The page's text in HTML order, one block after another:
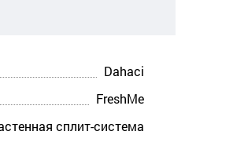
Dahaci
FreshMe
сплит-система